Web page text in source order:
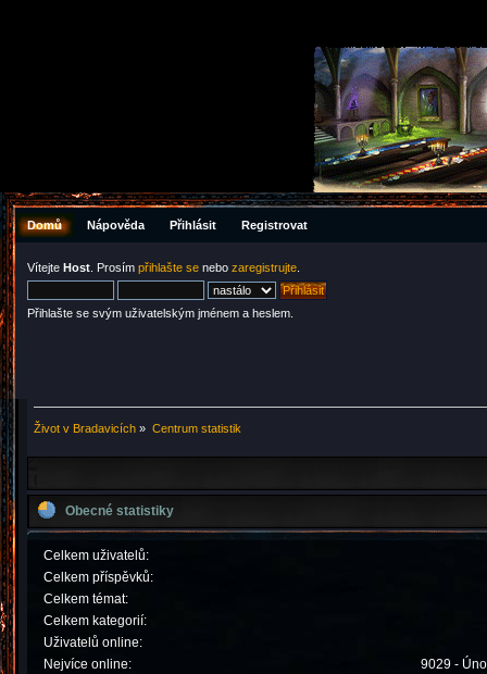
Domů Nápověda Přihlásit Registrovat
Vítejte Host . Prosím přihlašte se nebo zaregistrujte
Přihlašte se svým uživatelským jménem a heslem.
Život v Bradavicích » Centrum statistik
Obecné statistiky
Celkem uživatelů:
Celkem příspěvků:
Celkem témat:
Celkem kategorií:
Uživatelů online:
Nejvíce online:
9029 -